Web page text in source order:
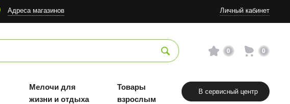
Адреса магазинов Личный кабинет
0 0
Мелочи для
жизни и отдыха
Товары
взрослым
В сервисный центр